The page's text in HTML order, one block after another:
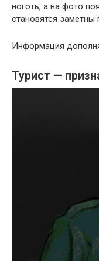
ноготь, а на фото
становятся заметны
Информация
Турист —